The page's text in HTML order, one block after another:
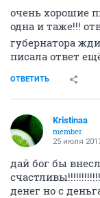
очень хорошие
одна и таже!!!
губернатора
писала ответ
ОТВЕТИТЬ
Kristinaa
member
25 июля
дай бог бы
денег но с